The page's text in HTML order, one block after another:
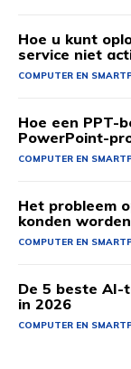
Hoe u kunt
service niet
COMPUTER EN
Hoe een PPT-
PowerPoint-
COMPUTER EN
Het probleem
konden
COMPUTER EN
De 5 beste AI-
in 2026
COMPUTER EN